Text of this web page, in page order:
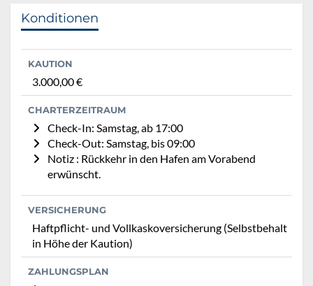
Konditionen
KAUTION
3.000,00 €
CHARTERZEITRAUM
Check-In: Samstag, ab 17:00
Check-Out: Samstag, bis 09:00
Notiz : Rückkehr in den Hafen am Vorabend
erwünscht.
VERSICHERUNG
Haftpflicht- und Vollkaskoversicherung (Selbstbehalt
in Höhe der Kaution)
ZAHLUNGSPLAN